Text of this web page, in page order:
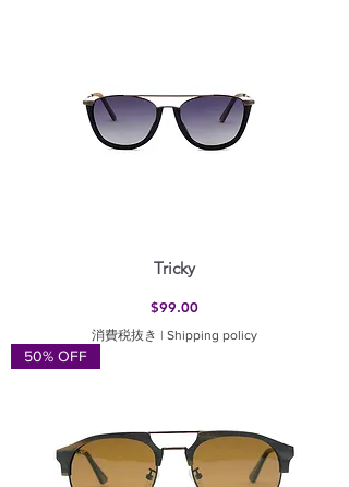
Tricky
価格
$99.00
消費税抜き | Shipping policy
50% OFF